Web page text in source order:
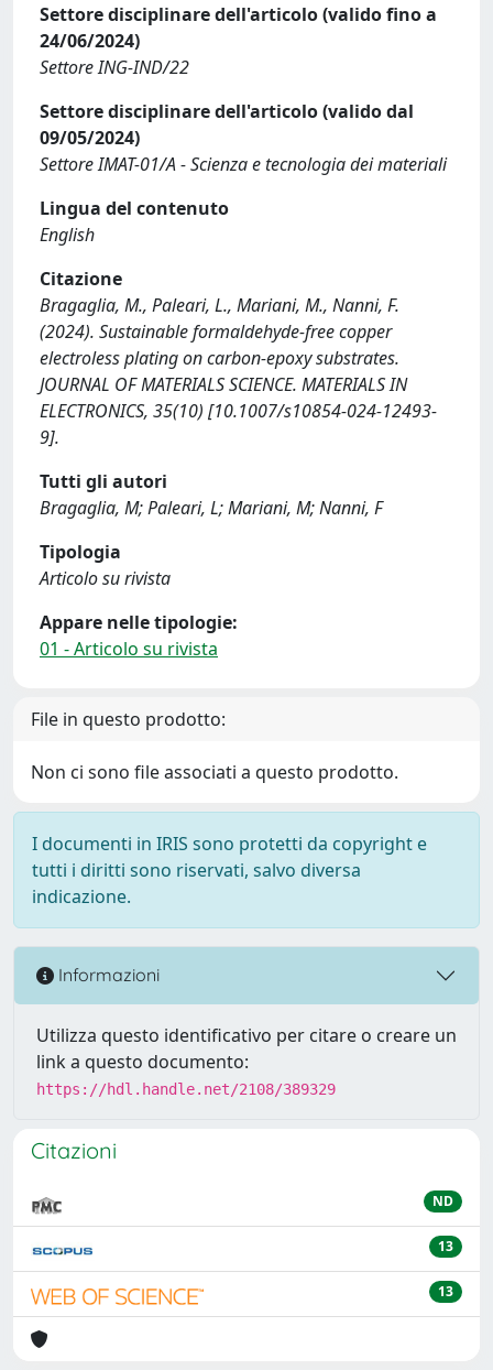
Settore disciplinare dell'articolo (valido fino a
24/06/2024)
Settore ING-IND/22
Settore disciplinare dell'articolo (valido dal
09/05/2024)
Settore IMAT-01/A - Scienza e tecnologia dei materiali
Lingua del contenuto
English
Citazione
Bragaglia, M., Paleari, L., Mariani, M., Nanni, F.
(2024). Sustainable formaldehyde-free copper
electroless plating on carbon-epoxy substrates.
JOURNAL OF MATERIALS SCIENCE. MATERIALS IN
ELECTRONICS, 35(10) [10.1007/s10854-024-12493-
9].
Tutti gli autori
Bragaglia, M; Paleari, L; Mariani, M; Nanni, F
Tipologia
Articolo su rivista
Appare nelle tipologie:
01 - Articolo su rivista
File in questo prodotto:
Non ci sono file associati a questo prodotto.
I documenti in IRIS sono protetti da copyright e
tutti i diritti sono riservati, salvo diversa
indicazione.
Informazioni
Utilizza questo identificativo per citare o creare un
link a questo documento:
https://hdl.handle.net/2108/389329
Citazioni
ND
13
13